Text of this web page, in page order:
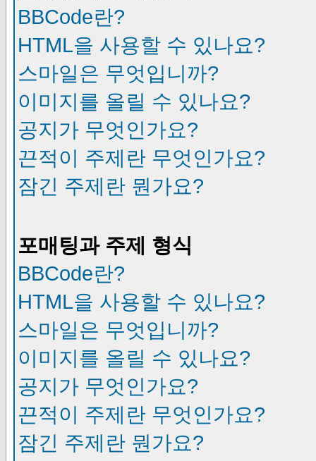
BBCode란?
HTML을 사용할 수 있나요?
스마일은 무엇입니까?
이미지를 올릴 수 있나요?
공지가 무엇인가요?
끈적이 주제란 무엇인가요?
잠긴 주제란 뭔가요?
포매팅과 주제 형식
BBCode란?
HTML을 사용할 수 있나요?
스마일은 무엇입니까?
이미지를 올릴 수 있나요?
공지가 무엇인가요?
끈적이 주제란 무엇인가요?
잠긴 주제란 뭔가요?